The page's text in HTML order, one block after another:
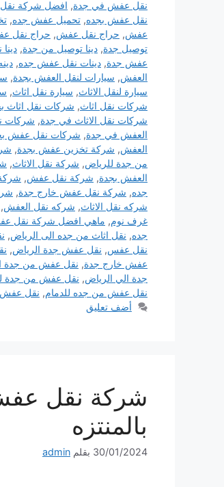
نقل عفش في جدة, افضل شركة
نقل عفش بجده, تحميل عفش جده,
عفش, حراج نقل عفش, حراج نقل
توصيل جدة, دينا توصيل من جدة,
عفش جدة, دينات نقل عفش جده,
العفش, سيارات لنقل العفش بجدة,
سيارة لنقل الاثاث, سيارة نقل اثاث,
شركات نقل اثاث, شركات نقل اثاث
شركات نقل الاثاث في جدة, شركات
العفش في جدة, شركات نقل عفش
العفش, شركة تخزين عفش بجدة,
من جدة للرياض, شركة نقل الاثاث,
العفش بجدة, شركة نقل عفش,
جده, شركة نقل عفش خارج جدة,
شركه نقل الاثاث, شركه نقل العفش,
غرف نوم, ماهي افضل شركة نقل
جده, نقل اثاث من جده الى الرياض,
نقل عفس, نقل عفش جدة الرياض,
عفش خارج جدة, نقل عفش من جدة
جدة الي الرياض, نقل عفش من جدة
نقل عفش من جده للدمام, نقل عفش
أضف تعليق
شركة نقل
بالمنتزه
30/01/2024 بقلم admin